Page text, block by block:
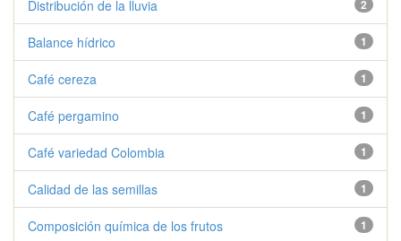
2
Distribución de la lluvia
1
Balance hídrico
1
Café cereza
1
Café pergamino
1
Café variedad Colombia
1
Calidad de las semillas
1
Composición química de los frutos